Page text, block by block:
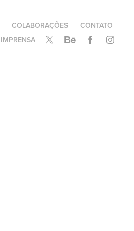
COLABORAÇÕES
CONTATO
IMPRENSA